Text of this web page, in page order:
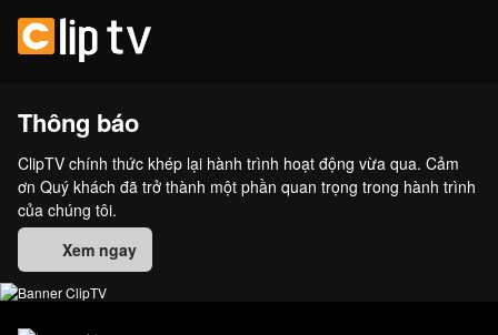
Thông báo
ClipTV chính thức khép lại hành trình hoạt động vừa qua. Cảm
ơn Quý khách đã trở thành một phần quan trọng trong hành trình
của chúng tôi.
Xem ngay